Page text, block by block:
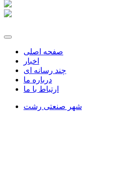
صفحه اصلی
اخبار
چند رسانه ای
درباره ما
ارتباط با ما
شهر صنعتی رشت